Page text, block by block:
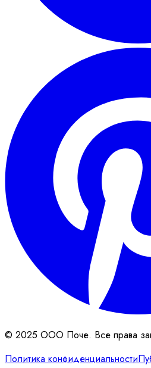
© 2025 ООО Поче. Все права
Политика конфиденциальности